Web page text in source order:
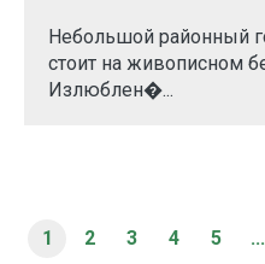
Небольшой районный
стоит на живописном
Излюблен�...
1 2 3 4 5 ...